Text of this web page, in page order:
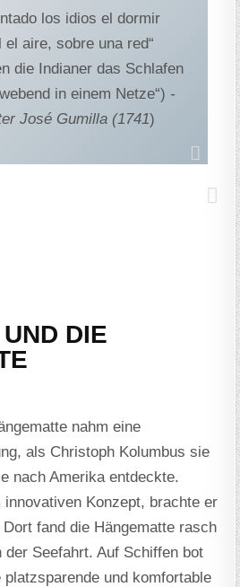
los idios el dormir
el aire, sobre una red“
die Indianer das Schlafen
in einem Netze“) -
José Gumilla (1741)
DIE
nahm eine
als Christoph Kolumbus sie
nach Amerika entdeckte.
Konzept, brachte er
fand die Hängematte rasch
Seefahrt. Auf Schiffen bot
und komfortable